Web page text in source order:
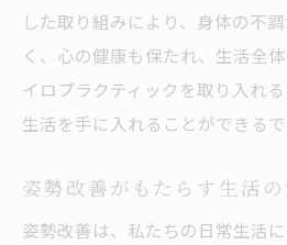
した取り組みにより、身体の不
く、心の健康も保たれ、生活全
イロプラクティックを取り入れ
生活を手に入れることができるで
姿勢改善がもたらす生活
姿勢改善は、私たちの日常生活